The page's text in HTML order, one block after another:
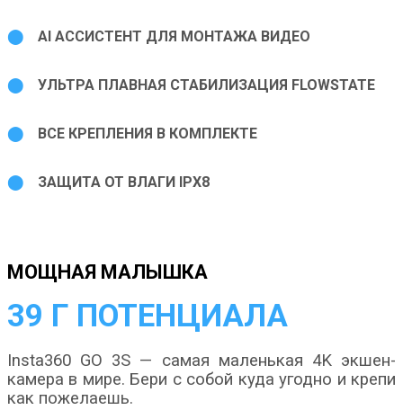
⬤ AI АССИСТЕНТ ДЛЯ МОНТАЖА ВИДЕО
⬤ УЛЬТРА ПЛАВНАЯ СТАБИЛИЗАЦИЯ FLOWSTATE
⬤ ВСЕ КРЕПЛЕНИЯ В КОМПЛЕКТЕ
⬤ ЗАЩИТА ОТ ВЛАГИ IPX8
МОЩНАЯ МАЛЫШКА
39 Г ПОТЕНЦИАЛА
Insta360 GO 3S — самая маленькая 4K экшен-
камера в мире. Бери с собой куда угодно и крепи
как пожелаешь.